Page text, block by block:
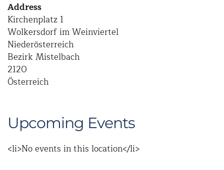
Address
Kirchenplatz 1
Wolkersdorf im Weinviertel
Niederösterreich
Bezirk Mistelbach
2120
Österreich
Upcoming Events
<li>No events in this location</li>